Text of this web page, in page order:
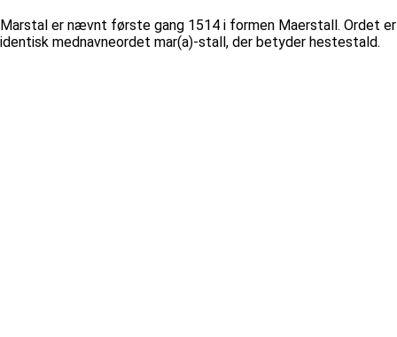
Marstal er nævnt første gang 1514 i formen Maerstall. Ordet er
identisk mednavneordet mar(a)-stall, der betyder hestestald.